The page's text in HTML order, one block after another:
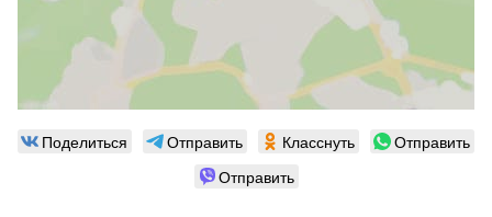
Поделиться Отправить Класснуть
Отправить
Отправить